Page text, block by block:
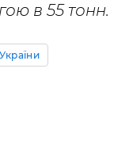
в 55 тонн.